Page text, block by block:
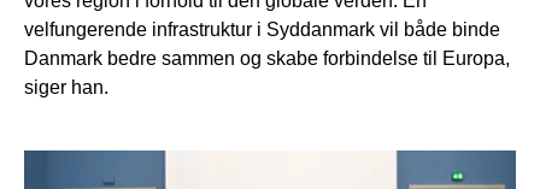
velfungerende infrastruktur i Syddanmark vil både binde
Danmark bedre sammen og skabe forbindelse til Europa,
siger han.